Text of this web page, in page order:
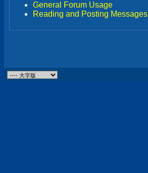
General Forum Usage
Reading and Posting Messages